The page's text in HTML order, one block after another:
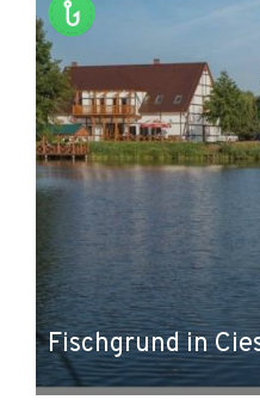
Fischgrund in